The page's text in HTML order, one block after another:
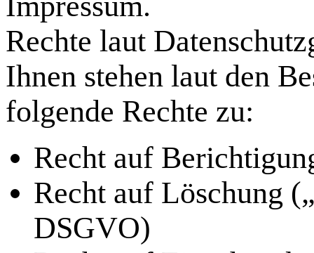
Rechte laut
Ihnen stehen laut den
folgende Rechte zu:
Recht auf
Recht auf Löschung
DSGVO)